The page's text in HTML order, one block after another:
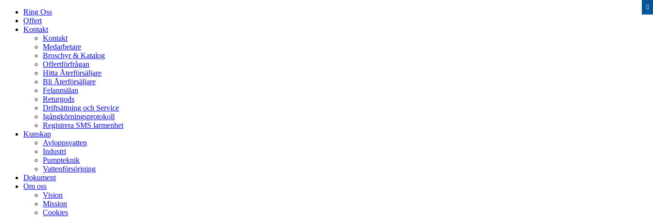
Ring Oss
Offert
Kontakt
Kontakt
Medarbetare
Broschyr & Katalog
Offertförfrågan
Hitta Återförsäljare
Bli Återförsäljare
Felanmälan
Returgods
Driftsättning och Service
Igång­körnings­protokoll
Registrera SMS larmenhet
Kunskap
Avloppsvatten
Industri
Pumpteknik
Vattenförsörjning
Dokument
Om oss
Vision
Mission
Cookies
